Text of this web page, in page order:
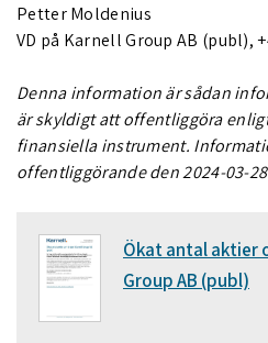
Petter Moldenius
VD på Karnell Group AB (publ),
Denna information är sådan
är skyldigt att offentliggöra
finansiella instrument.
offentliggörande den 2024-03-28
Ökat antal aktier
Group AB (publ)